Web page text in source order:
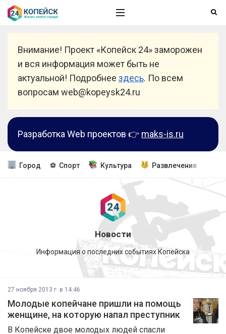
Внимание! Проект «Копейск 24» заморожен
и вся информация может быть не
актуальной! Подробнее здесь. По всем
вопросам web@kopeysk24.ru
Разработка Web проектов 👉 maks-is.ru
Город ⚽ Спорт Культура Развлечения
Новости
Информация о последних событиях Копейска
27 ноября 2013 г. в 14:46
Молодые копейчане пришли на помощь
женщине, на которую напал преступник
В Копейске двое молодых людей спасли